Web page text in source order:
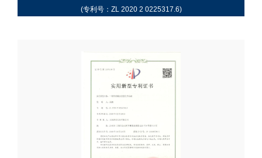
(专利号：ZL 2020 2 0225317.6)